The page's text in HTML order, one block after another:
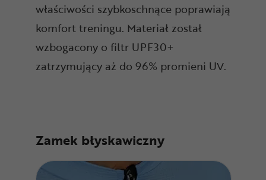
właściwości szybkoschnące poprawiają
komfort treningu. Materiał został
wzbogacony o filtr UPF30+
zatrzymujący aż do 96% promieni UV.
Zamek błyskawiczny